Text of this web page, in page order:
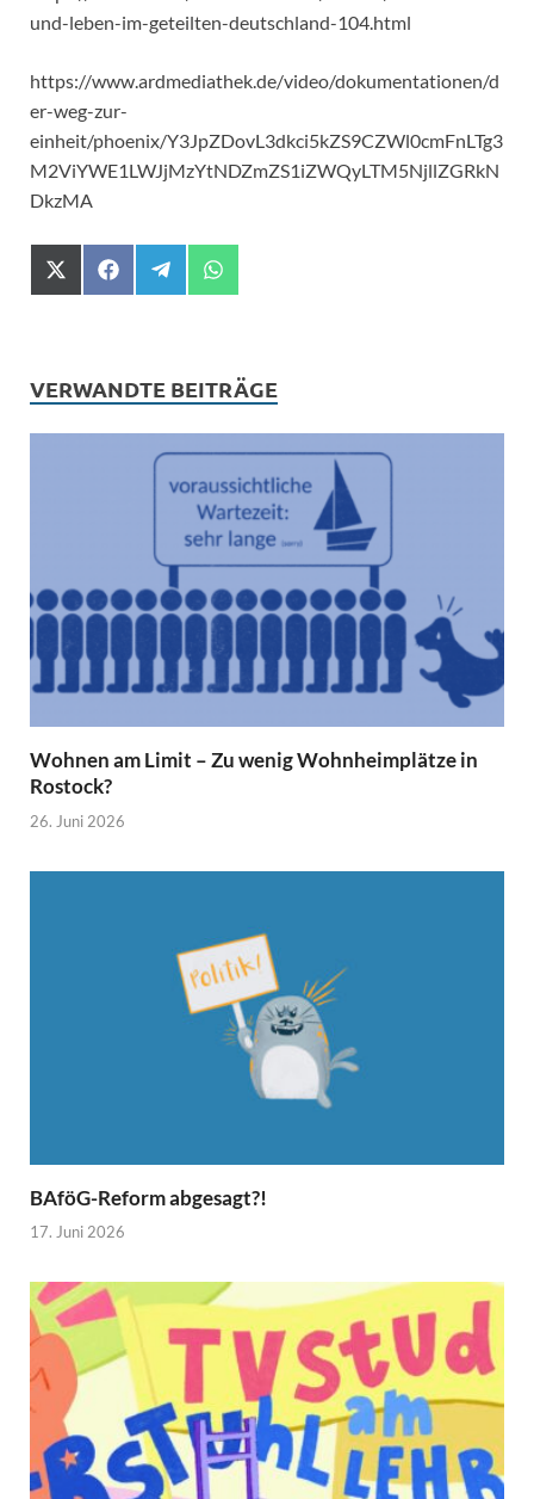
und-leben-im-geteilten-deutschland-104.html
https://www.ardmediathek.de/video/dokumentationen/d
er-weg-zur-
einheit/phoenix/Y3JpZDovL3dkci5kZS9CZWl0cmFnLTg3
M2ViYWE1LWJjMzYtNDZmZS1iZWQyLTM5NjllZGRkN
DkzMA
X
(
t
e
r
F
a
o
k
e
a
m
W
h
p
p
VERWANDTE BEITRÄGE
Wohnen am Limit – Zu wenig Wohnheimplätze in
Rostock?
26. Juni 2026
BAföG-Reform abgesagt?!
17. Juni 2026